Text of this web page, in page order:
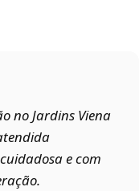
no Jardins Viena
e com